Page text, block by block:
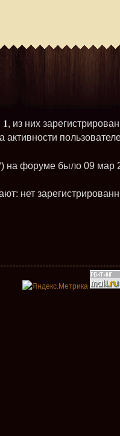
1, из них
активности
) на форуме было 09 мар
нет